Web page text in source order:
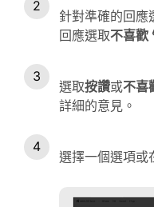
針對準確的回應
回應選取不喜歡
選取按讚或不喜
詳細的意見。
選擇一個選項或